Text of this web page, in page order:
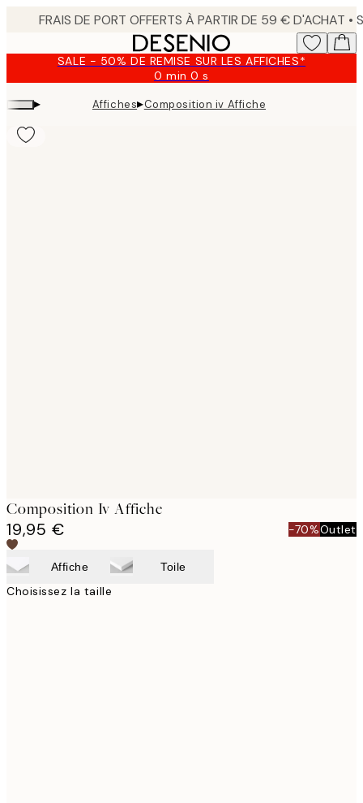
content.SALE - 50% DE REMISE SUR LES AFFICHES*
0 min0 s
Valable
jusqu'au
:
▸ Affiches▸Composition iv Affiche
Composition Iv Affiche
19,95 € -70%Outlet
Affiche Toile
Choisissez la taille